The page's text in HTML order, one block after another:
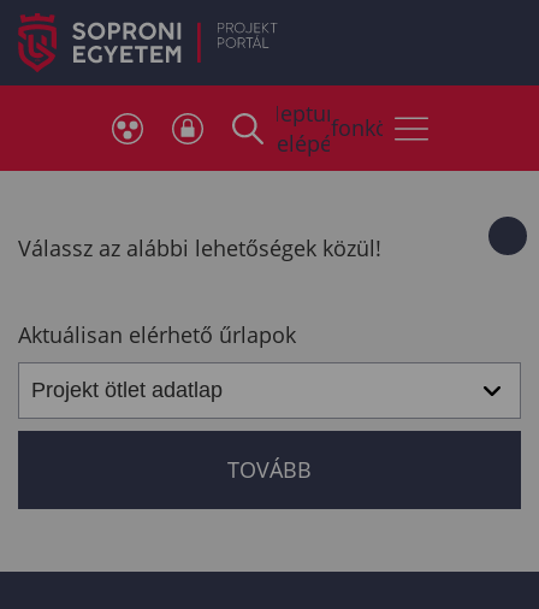
Neptun
belépés
Telefonkönyv
Válassz az alábbi lehetőségek közül!
Aktuálisan elérhető űrlapok